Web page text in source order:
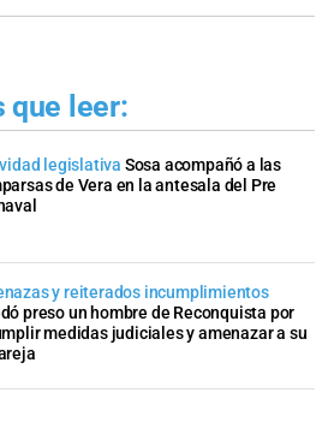
que leer:
legislativa Sosa acompañó a las
de Vera en la antesala del Pre
y reiterados incumplimientos
preso un hombre de Reconquista por
medidas judiciales y amenazar a su